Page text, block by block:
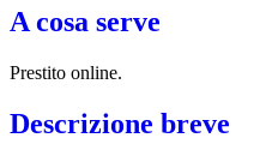
A cosa serve
Prestito online.
Descrizione breve